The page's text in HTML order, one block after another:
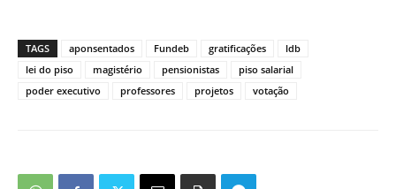
TAGS aponsentados Fundeb gratificações
ldb
lei do piso
magistério pensionistas
piso salarial
poder executivo
professores projetos votação